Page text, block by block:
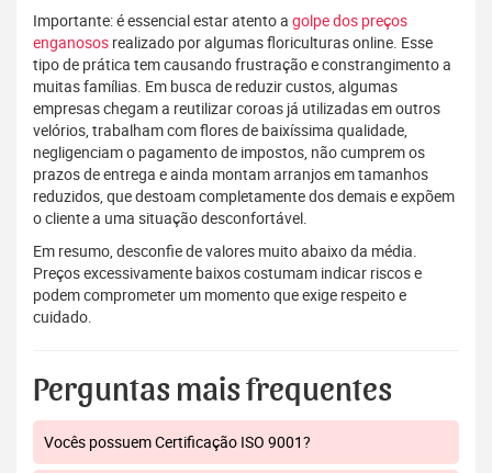
Importante: é essencial estar atento a golpe dos preços
enganosos realizado por algumas floriculturas online. Esse
tipo de prática tem causando frustração e constrangimento a
muitas famílias. Em busca de reduzir custos, algumas
empresas chegam a reutilizar coroas já utilizadas em outros
velórios, trabalham com flores de baixíssima qualidade,
negligenciam o pagamento de impostos, não cumprem os
prazos de entrega e ainda montam arranjos em tamanhos
reduzidos, que destoam completamente dos demais e expõem
o cliente a uma situação desconfortável.
Em resumo, desconfie de valores muito abaixo da média.
Preços excessivamente baixos costumam indicar riscos e
podem comprometer um momento que exige respeito e
cuidado.
Perguntas mais frequentes
Vocês possuem Certificação ISO 9001?